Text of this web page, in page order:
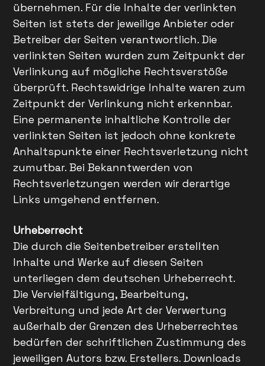
übernehmen. Für die Inhalte der verlinkten
Seiten ist stets der jeweilige Anbieter oder
Betreiber der Seiten verantwortlich. Die
verlinkten Seiten wurden zum Zeitpunkt der
Verlinkung auf mögliche Rechtsverstöße
überprüft. Rechtswidrige Inhalte waren zum
Zeitpunkt der Verlinkung nicht erkennbar.
Eine permanente inhaltliche Kontrolle der
verlinkten Seiten ist jedoch ohne konkrete
Anhaltspunkte einer Rechtsverletzung nicht
zumutbar. Bei Bekanntwerden von
Rechtsverletzungen werden wir derartige
Links umgehend entfernen.
Urheberrecht
Die durch die Seitenbetreiber erstellten
Inhalte und Werke auf diesen Seiten
unterliegen dem deutschen Urheberrecht.
Die Vervielfältigung, Bearbeitung,
Verbreitung und jede Art der Verwertung
außerhalb der Grenzen des Urheberrechtes
bedürfen der schriftlichen Zustimmung des
jeweiligen Autors bzw. Erstellers. Downloads